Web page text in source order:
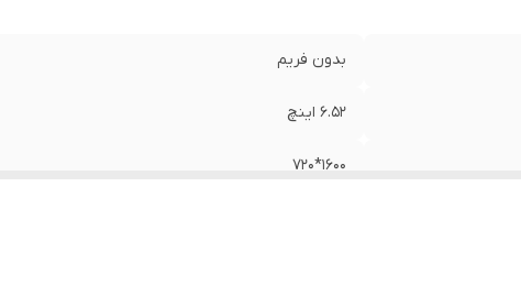
بدون فریم
6.52 اینچ
1600*720